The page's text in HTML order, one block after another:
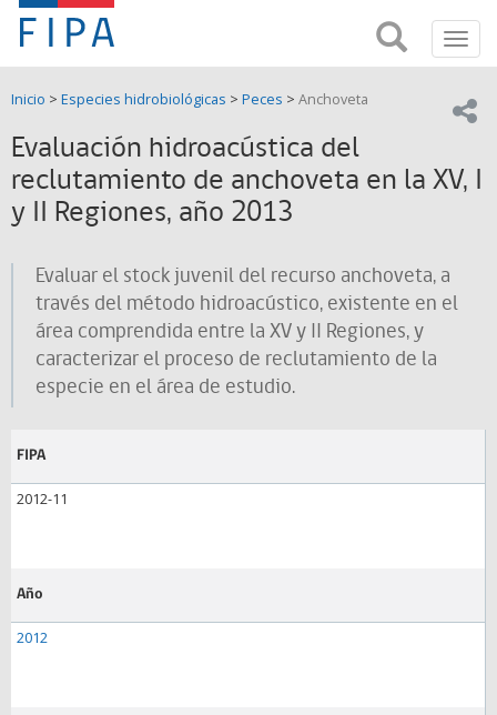
Fondo
de
Investigación
Pesquera
y
Acuicultura
(FIPA)-
SUBPESCA
FIPA;
Fondo
Investigación
y
de
Acuicultira
Inicio > Especies hidrobiológicas > Peces > Anchoveta
Evaluación hidroacústica del
reclutamiento de anchoveta en la XV, I
y II Regiones, año 2013
Evaluar el stock juvenil del recurso anchoveta, a
través del método hidroacústico, existente en el
área comprendida entre la XV y II Regiones, y
caracterizar el proceso de reclutamiento de la
especie en el área de estudio.
FIPA
2012-11
Año
2012